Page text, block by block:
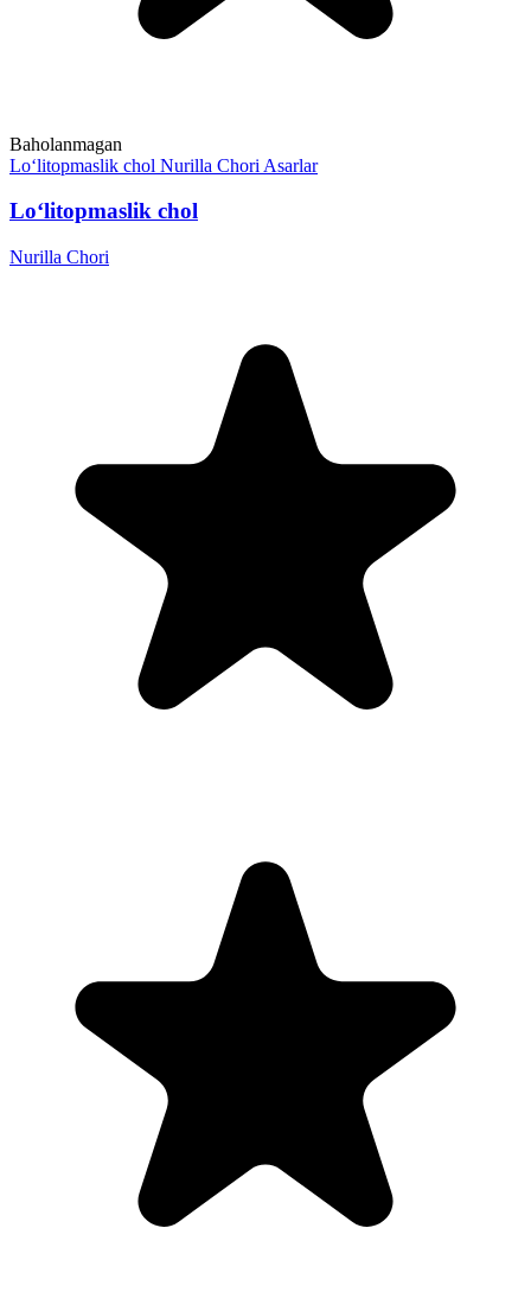
Baholanmagan
Lo‘litopmaslik chol Nurilla Chori Asarlar
Lo‘litopmaslik chol
Nurilla Chori